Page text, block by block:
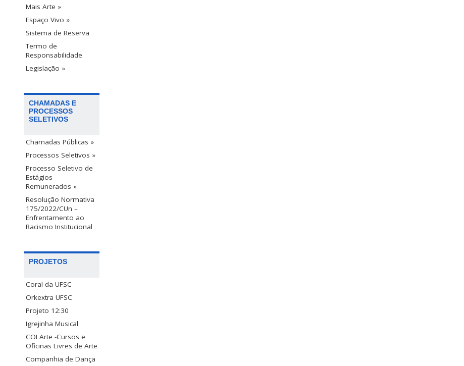
Mais Arte »
Espaço Vivo »
Sistema de Reserva
Termo de
Responsabilidade
Legislação »
CHAMADAS E
PROCESSOS
SELETIVOS
Chamadas Públicas »
Processos Seletivos »
Processo Seletivo de
Estágios
Remunerados »
Resolução Normativa
175/2022/CUn –
Enfrentamento ao
Racismo Institucional
PROJETOS
Coral da UFSC
Orkextra UFSC
Projeto 12:30
Igrejinha Musical
COLArte -Cursos e
Oficinas Livres de Arte
Companhia de Dança